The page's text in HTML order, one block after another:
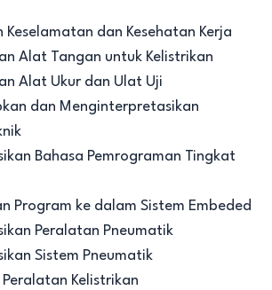
Keselamatan dan Kesehatan Kerja
Alat Tangan untuk Kelistrikan
Alat Ukur dan Ulat Uji
dan Menginterpretasikan
Bahasa Pemrograman Tingkat
Program ke dalam Sistem Embeded
Peralatan Pneumatik
Sistem Pneumatik
Kelistrikan